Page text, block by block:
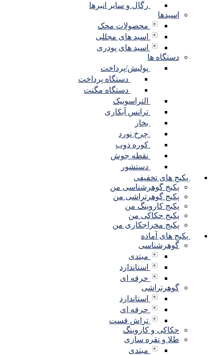
رگال و سایر انبرها
اسیدها
محصولات محک
اسید های مجللی
اسید های پودری
دستگاه ها
پولیش/پرداخت
دستگاه پرداخت
دستگاه مگنت
التراسونیک
ترانس آبکاری
بخار
چرخ نورد
کوره ذوب
نقطه جوش
دستشور
پکیج های تخفیفی
پکیج گوهرشناسی من
پکیج گوهرتراشی من
پکیج کاروینگ من
پکیج حکاکی من
پکیج مخراجکاری من
پکیج های آماده
گوهرشناسی
مبتدی
استاندارد
حرفه ای
گوهرتراشی
استاندارد
حرفه ای
تراش فست
حکاکی و کاروینگ
طلا و نقره سازی
مبتدی